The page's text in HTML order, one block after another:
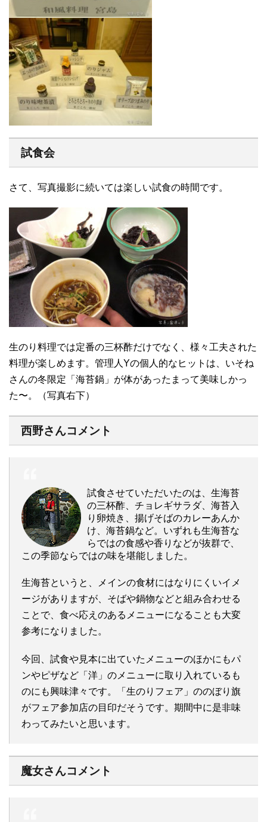
試食会
さて、写真撮影に続いては楽しい試食の時間です。
生のり料理では定番の三杯酢だけでなく、様々工夫された
料理が楽しめます。管理人Yの個人的なヒットは、いそね
さんの冬限定「海苔鍋」が体があったまって美味しかっ
た〜。（写真右下）
西野さんコメント
試食させていただいたのは、生海苔
の三杯酢、チョレギサラダ、海苔入
り卵焼き、揚げそばのカレーあんか
け、海苔鍋など。いずれも生海苔な
らではの食感や香りなどが抜群で、
この季節ならではの味を堪能しました。
生海苔というと、メインの食材にはなりにくいイメ
ージがありますが、そばや鍋物などと組み合わせる
ことで、食べ応えのあるメニューになることも大変
参考になりました。
今回、試食や見本に出ていたメニューのほかにもパ
ンやピザなど「洋」のメニューに取り入れているも
のにも興味津々です。「生のりフェア」ののぼり旗
がフェア参加店の目印だそうです。期間中に是非味
わってみたいと思います。
魔女さんコメント